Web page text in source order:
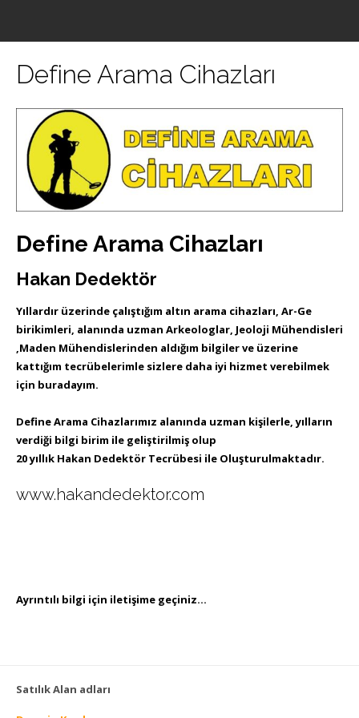
Define Arama Cihazları
Define Arama Cihazları
Hakan Dedektör
Yıllardır üzerinde çalıştığım altın arama cihazları, Ar-Ge
birikimleri, alanında uzman Arkeologlar, Jeoloji Mühendisleri
,Maden Mühendislerinden aldığım bilgiler ve üzerine
kattığım tecrübelerimle sizlere daha iyi hizmet verebilmek
için buradayım.
Define Arama Cihazlarımız alanında uzman kişilerle, yılların
verdiği bilgi birim ile geliştirilmiş olup
20 yıllık Hakan Dedektör Tecrübesi ile Oluşturulmaktadır.
www.hakandedektor.com
Ayrıntılı bilgi için iletişime geçiniz…
Satılık Alan adları